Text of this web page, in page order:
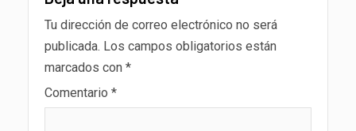
Tu dirección de correo electrónico no será
publicada. Los campos obligatorios están
marcados con *
Comentario *